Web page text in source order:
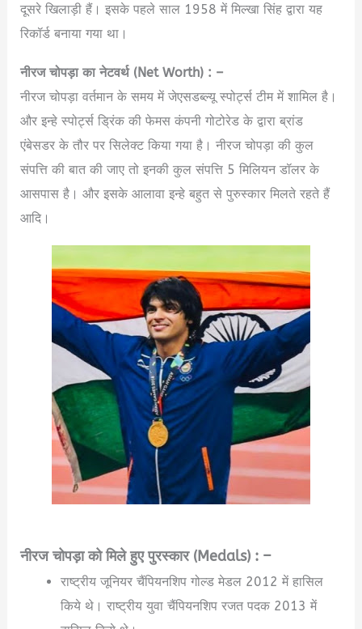
दूसरे खिलाड़ी हैं। इसके पहले साल 1958 में मिल्खा सिंह द्वारा यह
रिकॉर्ड बनाया गया था।
नीरज चोपड़ा का नेटवर्थ (Net Worth) : –
नीरज चोपड़ा वर्तमान के समय में जेएसडब्ल्यू स्पोर्ट्स टीम में शामिल है।
और इन्हे स्पोर्ट्स ड्रिंक की फेमस कंपनी गोटोरेड के द्वारा ब्रांड
एंबेसडर के तौर पर सिलेक्ट किया गया है। नीरज चोपड़ा की कुल
संपत्ति की बात की जाए तो इनकी कुल संपत्ति 5 मिलियन डॉलर के
आसपास है। और इसके आलावा इन्हे बहुत से पुरुस्कार मिलते रहते हैं
आदि।
नीरज चोपड़ा को मिले हुए पुरस्कार (Medals) : –
राष्ट्रीय जूनियर चैंपियनशिप गोल्ड मेडल 2012 में हासिल
किये थे। राष्ट्रीय युवा चैंपियनशिप रजत पदक 2013 में